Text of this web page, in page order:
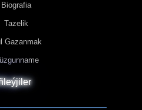
Biografia
Tazelik
Gazanmak